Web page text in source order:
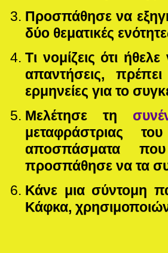
Προσπάθησε να
δύο θεματικές
Τι νομίζεις ότι
απαντήσεις,
ερμηνείες για το
Μελέτησε τη
μεταφράστριας
αποσπάσματα
προσπάθησε να τα
Κάνε μια σύντομη
Κάφκα,